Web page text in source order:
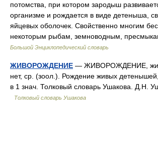
потомства, при котором зародыш
организме и рождается в виде детеныша,
яйцевых оболочек. Свойственно многим
некоторым рыбам, земноводным,
Большой Энциклопедический словарь
ЖИВОРОЖДЕНИЕ — ЖИВОРОЖДЕНИЕ,
нет, ср. (зоол.). Рождение живых
в 1 знач. Толковый словарь Ушакова. Д.Н.
Толковый словарь Ушакова